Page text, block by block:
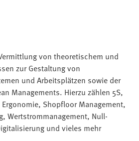
von theoretischem und
zur Gestaltung von
und Arbeitsplätzen sowie der
Managements. Hierzu zählen 5S,
Ergonomie, Shopfloor Management,
Wertstrommanagement, Null-
und vieles mehr